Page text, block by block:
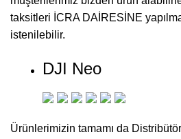
taksitleri İCRA DAİRESİNE
istenilebilir.
DJI Neo
Ürünlerimizin tamamı da